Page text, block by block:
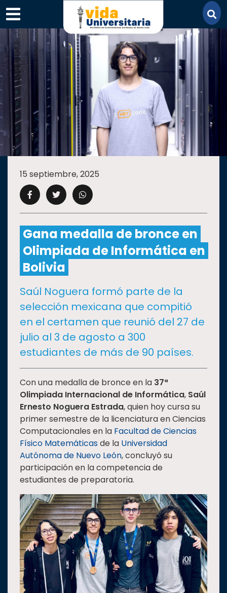
×
SECCIONES
ACADEMIA
CAMPUS UANL
CULTURA
DEPORTES
I+D+IEXPERTOS
SALUD
SUSTENTABILIDAD
TEMAS
Oferta
educativa
Estudiantes
Rectoría
Investigación
Internacionalización
Responsabilidad
social
Vinculación
Historia
15 septiembre, 2025
Gana medalla de bronce en
Olimpiada de Informática en
Bolivia
Saúl Noguera formó parte de la
selección mexicana que compitió
en el certamen que reunió del 27 de
julio al 3 de agosto a 300
estudiantes de más de 90 países.
Con una medalla de bronce en la 37ª
Olimpiada Internacional de Informática, Saúl
Ernesto Noguera Estrada, quien hoy cursa su
primer semestre de la licenciatura en Ciencias
Computacionales en la Facultad de Ciencias
Físico Matemáticasde la Universidad
Autónoma de Nuevo León, concluyó su
participación en la competencia de
estudiantes de preparatoria.